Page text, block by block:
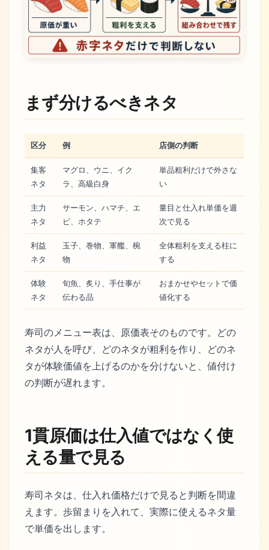
まず分けるべきネタ
区分 例 店側の判断
集客
ネタ
マグロ、ウニ、イク
ラ、高級白身
単品粗利だけで外さな
い
主力
ネタ
サーモン、ハマチ、エ
ビ、ホタテ
量目と仕入れ単価を週
次で見る
利益
ネタ
玉子、巻物、軍艦、椀
物
全体粗利を支える柱に
する
体験
ネタ
旬魚、炙り、手仕事が
伝わる品
おまかせやセットで価
値化する
寿司のメニュー表は、原価表そのものです。どの
ネタが人を呼び、どのネタが粗利を作り、どのネ
タが体験価値を上げるのかを分けないと、値付け
の判断が遅れます。
1貫原価は仕入値ではなく使
える量で見る
寿司ネタは、仕入れ価格だけで見ると判断を間違
えます。歩留まりを入れて、実際に使えるネタ量
で単価を出します。